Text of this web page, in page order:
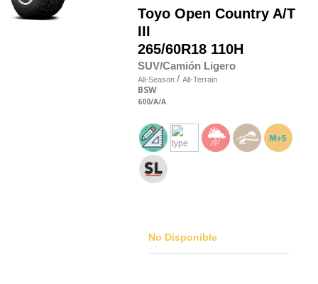
Toyo Open Country A/T
III
265/60R18 110H
SUV/Camión Ligero
All-Season / All-Terrain
BSW
600/A/A
No Disponible